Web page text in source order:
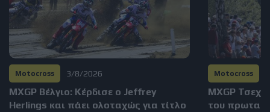
Motocross 3/8/2026
MXGP Βέλγιο: Κέρδισε ο Jeffrey
Herlings και πάει ολοταχώς για τίτλο
Motocross
MXGP
του